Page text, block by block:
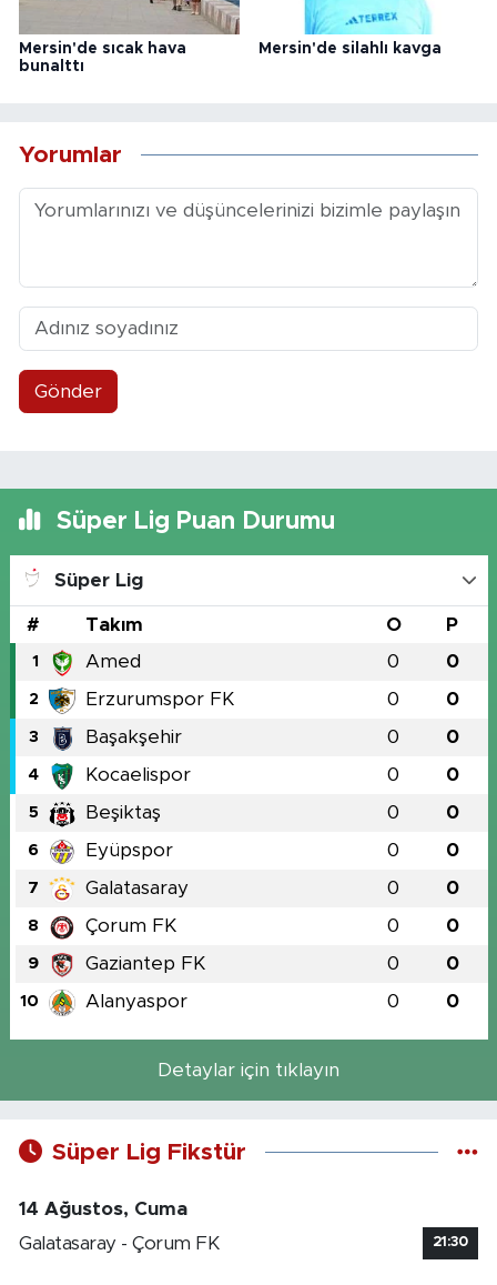
Mersin'de sıcak hava
bunalttı
Mersin'de silahlı kavga
Yorumlar
Gönder
Süper Lig Puan Durumu
Süper Lig
# Takım O P
1 Amed 0 0
2 Erzurumspor FK 0 0
3 Başakşehir 0 0
4 Kocaelispor 0 0
5 Beşiktaş 0 0
6 Eyüpspor 0 0
7 Galatasaray 0 0
8 Çorum FK 0 0
9 Gaziantep FK 0 0
10 Alanyaspor 0 0
Detaylar için tıklayın
Süper Lig Fikstür
14 Ağustos, Cuma
Galatasaray - Çorum FK
21:30